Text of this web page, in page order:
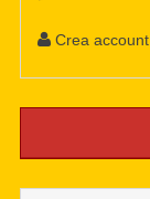
Crea account